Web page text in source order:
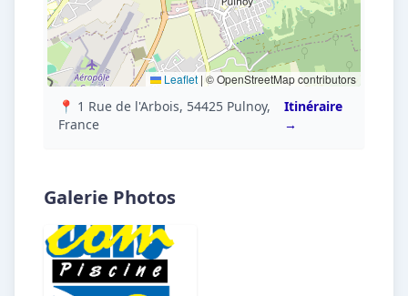
Leaflet | © OpenStreetMap contributors
📍 1 Rue de l'Arbois, 54425 Pulnoy,
France
Itinéraire
→
Galerie Photos